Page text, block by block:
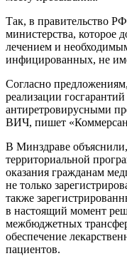
Так, в правительство
министерства, которое
лечением и
инфицированных, не
Согласно
реализации
антиретровирусными
ВИЧ, пишет
В Минздраве
территориальной
оказания гражданам
не только
также
в настоящий момент
межбюджетных
обеспечение
пациентов.